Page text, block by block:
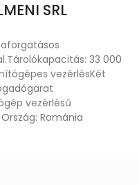
SRL
33 000
vezérlésKét
vezérlésű
Románia